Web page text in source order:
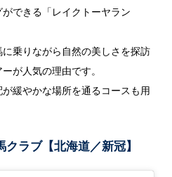
できる「レイクトーヤラン
乗りながら自然の美しさを探訪
が人気の理由です。
緩やかな場所を通るコースも用
ラブ【北海道／新冠】